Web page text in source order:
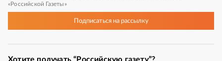
«Российской Газеты»
Подписатьсяна рассылку